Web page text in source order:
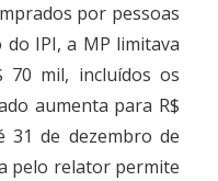
por pessoas
do IPI, a MP limitava
mil, incluídos os
aumenta para R$
31 de dezembro de
pelo relator permite